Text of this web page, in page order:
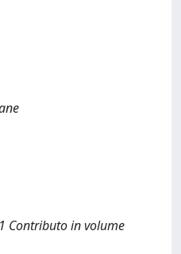
Contributo in volume